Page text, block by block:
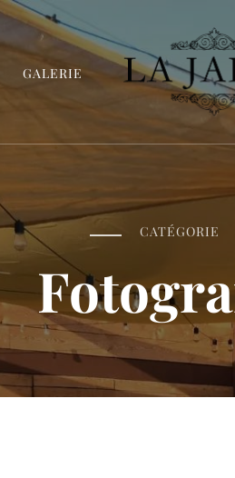
GALERIE
La Jartá
Taberna andaluza
CATÉGORIE